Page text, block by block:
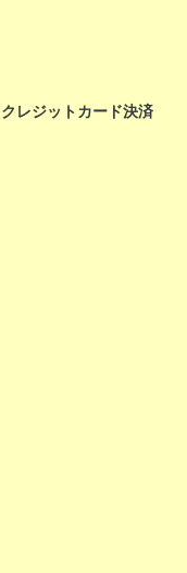
クレジットカード決済